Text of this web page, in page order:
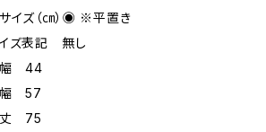
イズ（㎝）◉ ※平置き
ズ表記 無し
幅 44
57
75